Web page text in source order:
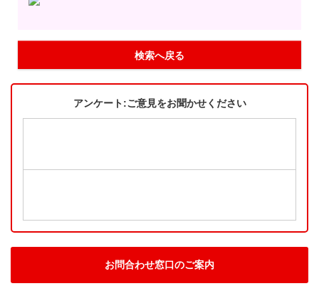
検索へ戻る
アンケート:ご意見をお聞かせください
お問合わせ窓口のご案内